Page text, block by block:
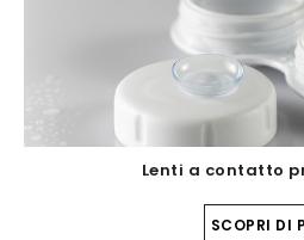
Lenti a contatto
SCOPRI DI